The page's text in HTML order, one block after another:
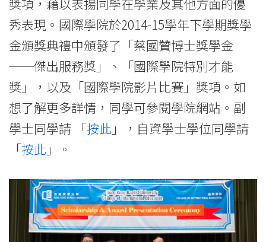
秀表現。國際學院於2014-15學年下學期獎學
金頒獎典禮中頒發了「蔡國贊博士獎學金
──傑出服務獎」、「國際學院特別才能
獎」，以及「國際學院影片比賽」獎項。如
想了解更多詳情，同學可參閱學院網站。副
學士同學請 「按此 」，自資學士學位同學請
「按此 」。